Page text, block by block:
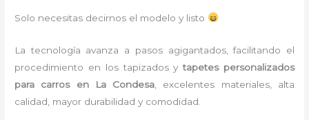
Solo necesitas decirnos el modelo y listo
La tecnología avanza a pasos agigantados, facilitando el
procedimiento en los tapizados ytapetes personalizados
para carros en La Condesa , excelentes materiales, alta
calidad, mayor durabilidad y comodidad.